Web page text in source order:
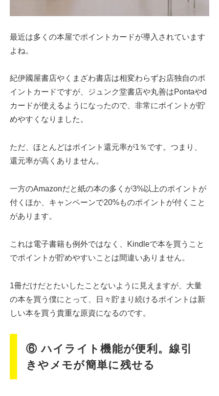
最近は多くの本屋でポイントカードが導入されています
よね。
紀伊國屋書店やくまざわ書店は相変わらずお店独自のポ
イントカードですが、ジュンク堂書店や丸善はPontaやd
カードが使えるようになったので、非常にポイントが貯
めやすくなりました。
ただ、ほとんどはポイント還元率が1％です。つまり、
還元率が高くありません。
一方のAmazonだと紙の本の多くが3%以上のポイントが
付くほか、キャンペーンで20%ものポイントが付くこと
があります。
これは電子書籍も例外ではなく、Kindleで本を買うこと
でポイントが貯めやすいことは間違いありません。
1冊だけだとたいしたことないように見えますが、大量
の本を買う僕にとって、日々貯まり続けるポイントは新
しい本を買う貴重な原資になるのです。
⑥ ハイライト機能が便利。線引
きやメモが簡単に残せる